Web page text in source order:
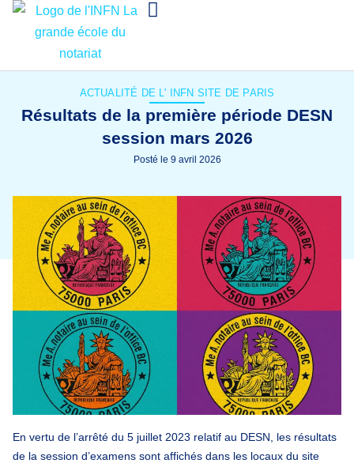
ACTUALITÉ DE L' INFN SITE DE PARIS
Résultats de la première période DESN
session mars 2026
Posté le 9 avril 2026
En vertu de l’arrêté du 5 juillet 2023 relatif au DESN, les résultats
de la session d’examens sont affichés dans les locaux du site